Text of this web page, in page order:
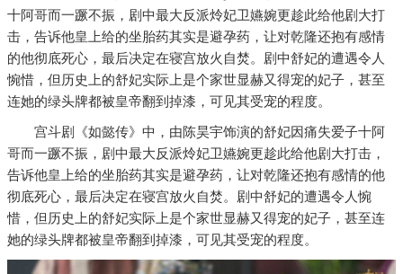
十阿哥而一蹶不振，剧中最大反派炩妃卫嬿婉更趁此给他剧大打
击，告诉他皇上给的坐胎药其实是避孕药，让对乾隆还抱有感情
的他彻底死心，最后决定在寝宫放火自焚。剧中舒妃的遭遇令人
惋惜，但历史上的舒妃实际上是个家世显赫又得宠的妃子，甚至
连她的绿头牌都被皇帝翻到掉漆，可见其受宠的程度。
宫斗剧《如懿传》中，由陈昊宇饰演的舒妃因痛失爱子十阿
哥而一蹶不振，剧中最大反派炩妃卫嬿婉更趁此给他剧大打击，
告诉他皇上给的坐胎药其实是避孕药，让对乾隆还抱有感情的他
彻底死心，最后决定在寝宫放火自焚。剧中舒妃的遭遇令人惋
惜，但历史上的舒妃实际上是个家世显赫又得宠的妃子，甚至连
她的绿头牌都被皇帝翻到掉漆，可见其受宠的程度。